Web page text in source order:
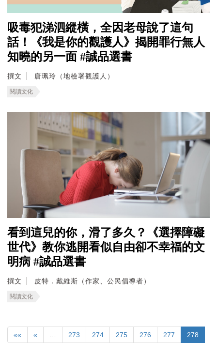
吸毒犯涕泗縱橫，全因老母說了這句
話！《我是你的觀護人》揭開罪行無人
知曉的另一面 #誠品選書
撰文 唐珮玲（地檢署觀護人）
閱讀文化
看到這兒的你，滑了多久？《選擇障礙
世代》教你逃開看似自由卻不幸福的文
明病 #誠品選書
撰文 皮特．戴維斯（作家、公民倡導者）
閱讀文化
«« « 273 274 275 276 277 278